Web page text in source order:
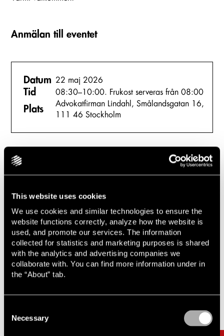
This website uses cookies
We use cookies and similar technologies to ensure the
website functions correctly, analyze how the website is
used, and promote our services. The information
collected for statistics and marketing purposes is shared
with the analytics and advertising companies we
collaborate with. You can find more information under in
the “About” tab.
Selection
Necessary
Anmälan till eventet
Datum 22 maj 2026
Tid 08:30–10:00. Frukost serveras från 08:00
Plats
Advokatfirman Lindahl, Smålandsgatan 16,
111 46 Stockholm
Carousel items
Relaterade uppdrag & artiklar